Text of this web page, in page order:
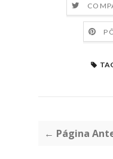
← Página